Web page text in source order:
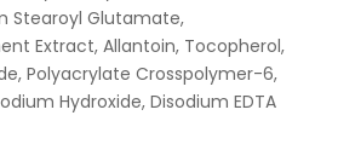
Stearoyl Glutamate,
Extract, Allantoin, Tocopherol,
Polyacrylate Crosspolymer-6,
Hydroxide, Disodium EDTA